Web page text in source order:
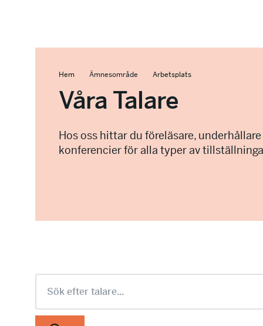
Hem Ämnesområde Arbetsplats
Våra Talare
Hos oss hittar du föreläsare,
konferencier för alla typer av